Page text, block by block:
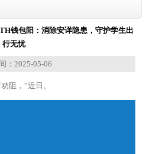
钱包阳：消除安详隐患，守护学生出
行无忧
：2025-05-06
阻，”近日。